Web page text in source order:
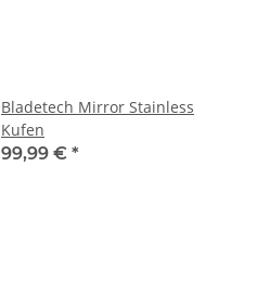
Bladetech Mirror Stainless
Kufen
99,99 € *